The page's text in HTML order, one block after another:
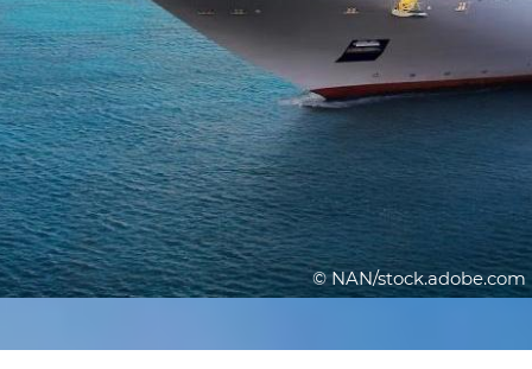
© NAN/stock.adobe.com